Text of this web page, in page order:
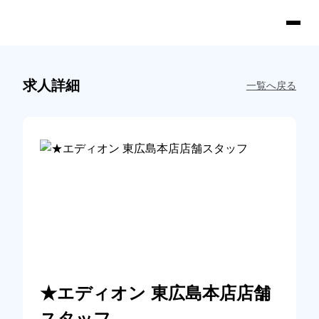
求人詳細 一覧へ戻る
★エディオン 東広島本店店舗